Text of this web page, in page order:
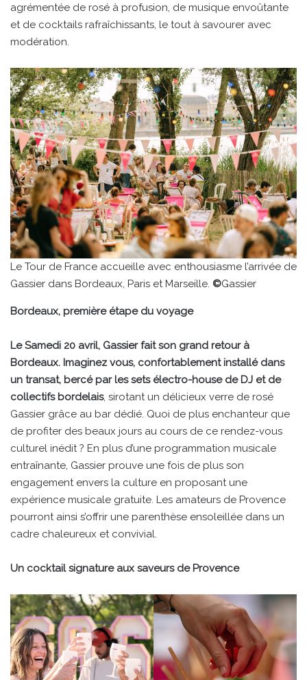
agrémentée de rosé à profusion, de musique envoûtante
et de cocktails rafraîchissants, le tout à savourer avec
modération.
Le Tour de France accueille avec enthousiasme l’arrivée de
Gassier dans Bordeaux, Paris et Marseille. ©Gassier
Bordeaux, première étape du voyage
Le Samedi 20 avril, Gassier fait son grand retour à
Bordeaux. Imaginez vous, confortablement installé dans
un transat, bercé par les sets électro-house de DJ et de
collectifs bordelais, sirotant un délicieux verre de rosé
Gassier grâce au bar dédié. Quoi de plus enchanteur que
de profiter des beaux jours au cours de ce rendez-vous
culturel inédit ? En plus d’une programmation musicale
entraînante, Gassier prouve une fois de plus son
engagement envers la culture en proposant une
expérience musicale gratuite. Les amateurs de Provence
pourront ainsi s’offrir une parenthèse ensoleillée dans un
cadre chaleureux et convivial.
Un cocktail signature aux saveurs de Provence